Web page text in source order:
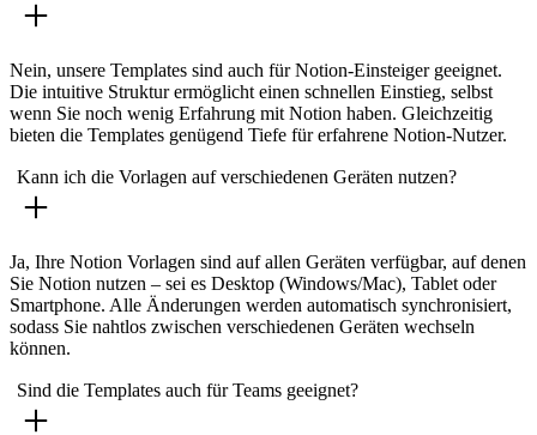
Nein, unsere Templates sind auch für Notion-Einsteiger geeignet.
Die intuitive Struktur ermöglicht einen schnellen Einstieg, selbst
wenn Sie noch wenig Erfahrung mit Notion haben. Gleichzeitig
bieten die Templates genügend Tiefe für erfahrene Notion-Nutzer.
Kann ich die Vorlagen auf verschiedenen Geräten nutzen?
Ja, Ihre Notion Vorlagen sind auf allen Geräten verfügbar, auf denen
Sie Notion nutzen – sei es Desktop (Windows/Mac), Tablet oder
Smartphone. Alle Änderungen werden automatisch synchronisiert,
sodass Sie nahtlos zwischen verschiedenen Geräten wechseln
können.
Sind die Templates auch für Teams geeignet?